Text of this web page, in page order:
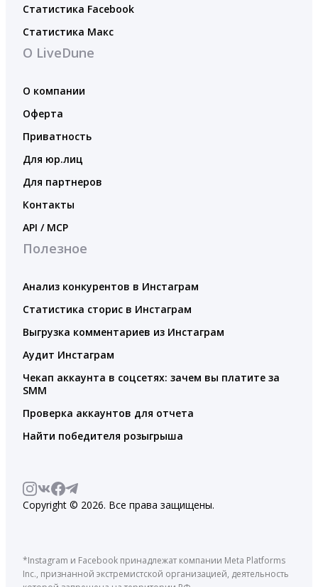
Статистика Facebook
Статистика Макс
О LiveDune
О компании
Оферта
Приватность
Для юр.лиц
Для партнеров
Контакты
API / MCP
Полезное
Анализ конкурентов в Инстаграм
Статистика сторис в Инстаграм
Выгрузка комментариев из Инстаграм
Аудит Инстаграм
Чекап аккаунта в соцсетях: зачем вы платите за
SMM
Проверка аккаунтов для отчета
Найти победителя розыгрыша
Copyright © 2026. Все права защищены.
*Instagram и Facebook принадлежат компании Meta Platforms
Inc., признанной экстремистской организацией, деятельность